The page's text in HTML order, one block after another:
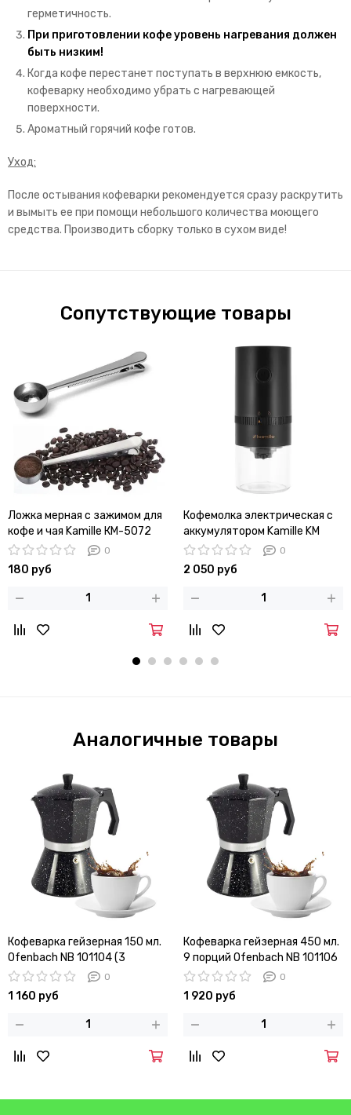
герметичность.
При приготовлении кофе уровень нагревания должен
быть низким!
Когда кофе перестанет поступать в верхнюю емкость,
кофеварку необходимо убрать с нагревающей
поверхности.
Ароматный горячий кофе готов.
Уход:
После остывания кофеварки рекомендуется сразу раскрутить
и вымыть ее при помощи небольшого количества моющего
средства. Производить сборку только в сухом виде!
Сопутствующие товары
Ложка мерная c зажимом для
кофе и чая Kamille КМ-5072
0
180 руб
Кофемолка электрическая с
аккумулятором Kamille KM
6733
0
2 050 руб
Аналогичные товары
Кофеварка гейзерная 150 мл.
Ofenbach NB 101104 (3
порции) с индукционным
дном
0
1 160 руб
Кофеварка гейзерная 450 мл.
9 порций Ofenbach NB 101106
с индукционным дном
0
1 920 руб